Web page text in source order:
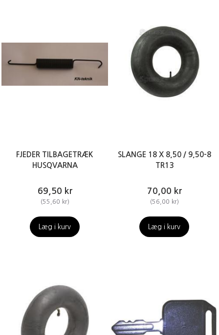
FJEDER TILBAGETRÆK
HUSQVARNA
69,50 kr
(55,60 kr)
Læg i kurv
SLANGE 18 X 8,50 / 9,50-8
TR13
70,00 kr
(56,00 kr)
Læg i kurv